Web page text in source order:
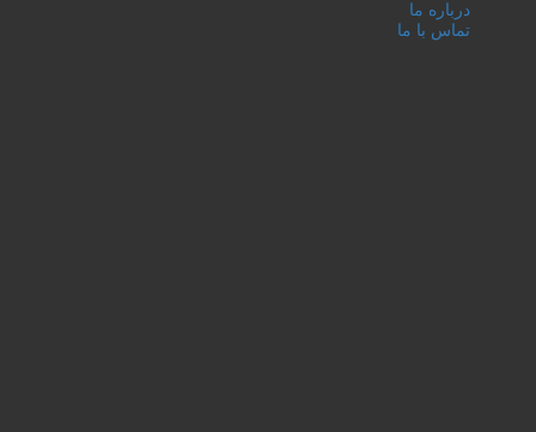
درباره ما
تماس با ما